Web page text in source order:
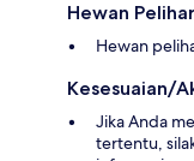
Hewan
Hewan
Kesesuaian/
Jika Anda
tertentu,